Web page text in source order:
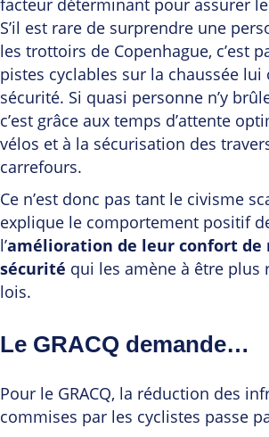
facteur déterminant pour assurer
S’il est rare de surprendre une
les trottoirs de Copenhague, c’est
pistes cyclables sur la chaussée
sécurité. Si quasi personne n’y
c’est grâce aux temps d’attente
vélos et à la sécurisation des
carrefours.
Ce n’est donc pas tant le civisme
explique le comportement positif
l’amélioration de leur confort de
sécurité qui les amène à être plus
lois.
Le GRACQ demande…
Pour le GRACQ, la réduction des
commises par les cyclistes passe